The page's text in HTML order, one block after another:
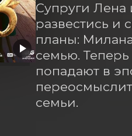
Супруги Лена
развестись и
планы:
семью.
попадают в
семьи.